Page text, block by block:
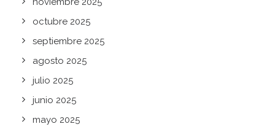
octubre 2025
septiembre 2025
agosto 2025
julio 2025
junio 2025
mayo 2025